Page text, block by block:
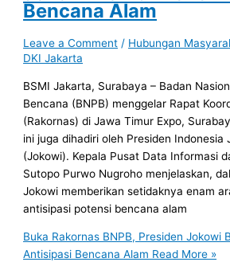
Bencana Alam
Leave a Comment / Hubungan
DKI Jakarta
BSMI Jakarta, Surabaya – Badan
Bencana (BNPB) menggelar Rapat
(Rakornas) di Jawa Timur Expo,
ini juga dihadiri oleh Presiden Indonesia
(Jokowi). Kepala Pusat Data Informasi
Sutopo Purwo Nugroho menjelaskan,
Jokowi memberikan setidaknya enam
antisipasi potensi bencana alam
Buka Rakornas BNPB, Presiden Jokowi
Antisipasi Bencana Alam Read More »